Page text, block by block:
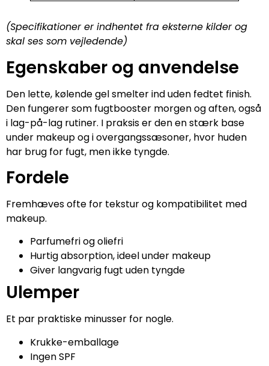
(Specifikationer er indhentet fra eksterne kilder og
skal ses som vejledende)
Egenskaber og anvendelse
Den lette, kølende gel smelter ind uden fedtet finish.
Den fungerer som fugtbooster morgen og aften, også
i lag-på-lag rutiner. I praksis er den en stærk base
under makeup og i overgangssæsoner, hvor huden
har brug for fugt, men ikke tyngde.
Fordele
Fremhæves ofte for tekstur og kompatibilitet med
makeup.
Parfumefri og oliefri
Hurtig absorption, ideel under makeup
Giver langvarig fugt uden tyngde
Ulemper
Et par praktiske minusser for nogle.
Krukke-emballage
Ingen SPF